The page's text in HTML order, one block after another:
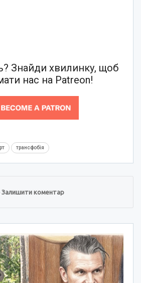
Знайди хвилинку, щоб
нас на Patreon!
трансфобія
Залишити коментар